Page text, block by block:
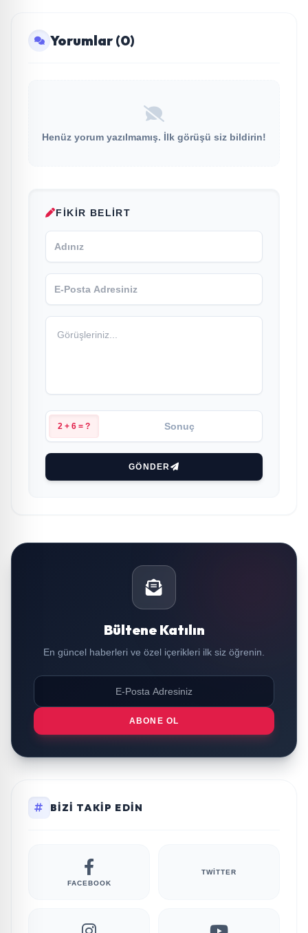
Yorumlar (0)
Henüz yorum yazılmamış. İlk görüşü siz bildirin!
FIKIR BELIRT
2 + 6 = ?
GÖNDER
Bültene Katılın
En güncel haberleri ve özel içerikleri ilk siz öğrenin.
ABONE OL
BIZI TAKIP EDIN
FACEBOOK
TWITTER